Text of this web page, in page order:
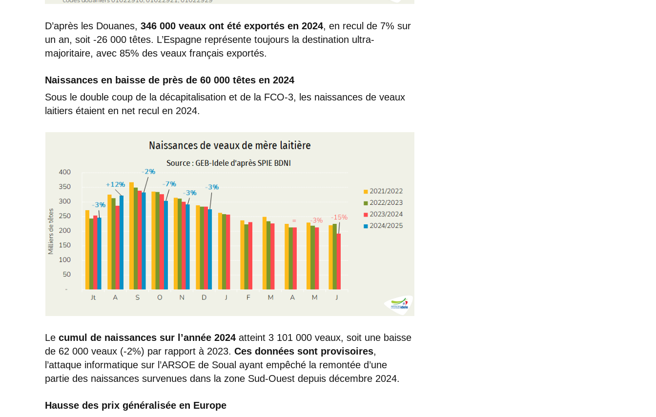
D’après les Douanes, 346 000 veaux ont été exportés en 2024, en recul de 7% sur
un an, soit -26 000 têtes. L’Espagne représente toujours la destination ultra-
majoritaire, avec 85% des veaux français exportés.
Naissances en baisse de près de 60 000 têtes en 2024
Sous le double coup de la décapitalisation et de la FCO-3, les naissances de veaux
laitiers étaient en net recul en 2024.
Le cumul de naissances sur l’année 2024 atteint 3 101 000 veaux, soit une baisse
de 62 000 veaux (-2%) par rapport à 2023. Ces données sont provisoires,
l’attaque informatique sur l’ARSOE de Soual ayant empêché la remontée d’une
partie des naissances survenues dans la zone Sud-Ouest depuis décembre 2024.
Hausse des prix généralisée en Europe